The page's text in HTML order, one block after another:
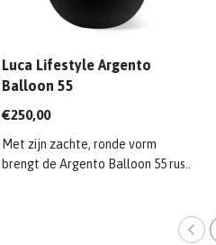
Luca Lifestyle Argento
Balloon 55
€250,00
Met zijn zachte, ronde vorm
brengt de Argento Balloon 55 rus..